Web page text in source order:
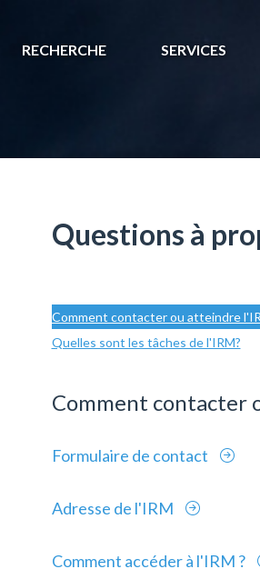
RECHERCHE SERVICES
Questions à
Comment contacter ou atteindre
Quelles sont les tâches de l'IRM?
Comment contacter
Formulaire de contact
Adresse de l'IRM
Comment accéder à l'IRM ?